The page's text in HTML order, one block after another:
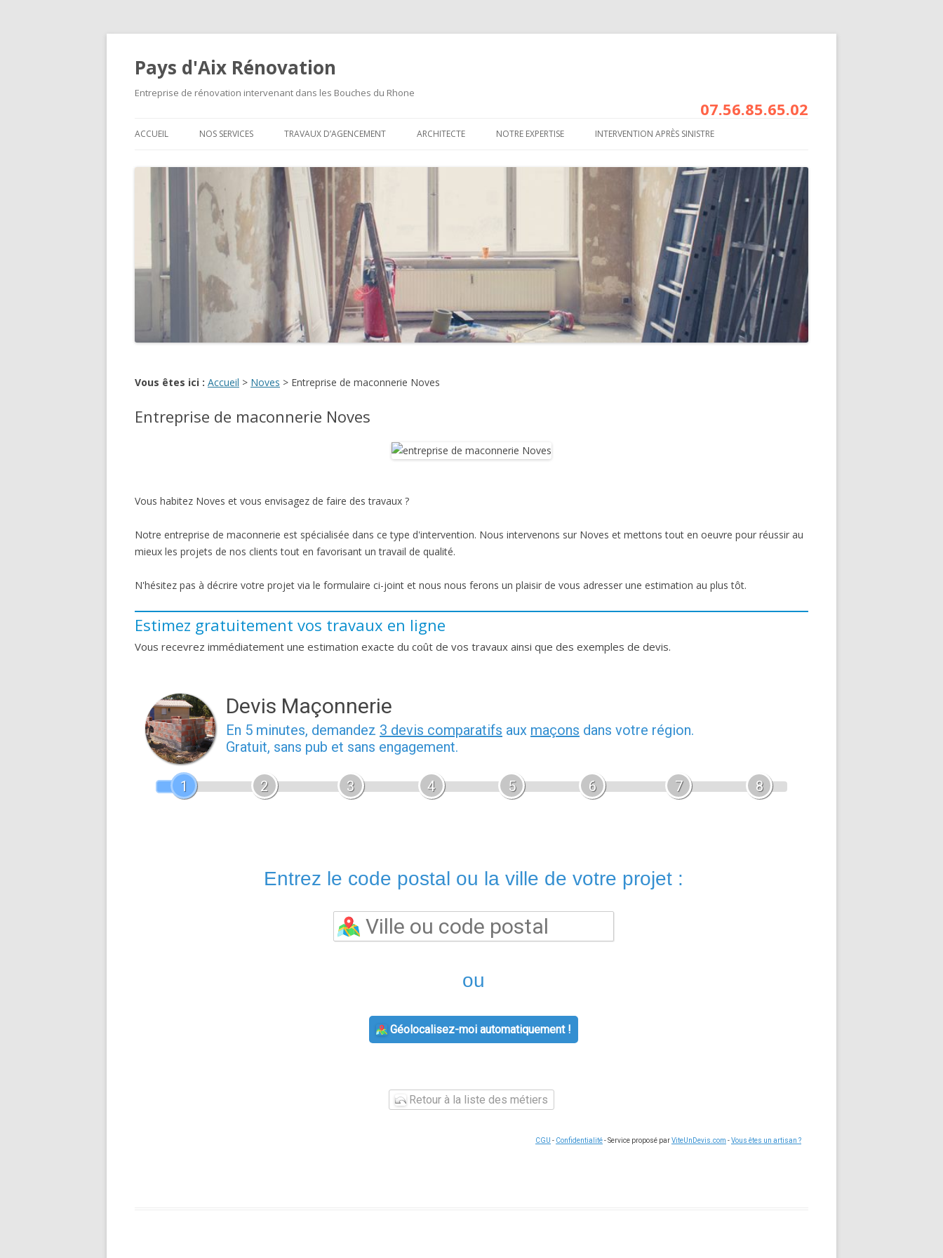
Pays d'Aix Rénovation
Entreprise de rénovation intervenant dans les Bouches du Rhone
07.56.85.65.02
ACCUEIL NOS SERVICES TRAVAUX D’AGENCEMENT ARCHITECTE NOTRE EXPERTISE INTERVENTION APRÈS SINISTRE
Vous êtes ici : Accueil > Noves > Entreprise de maconnerie Noves
Entreprise de maconnerie Noves
Vous habitez Noves et vous envisagez de faire des travaux ?
Notre entreprise de maconnerie est spécialisée dans ce type d'intervention. Nous intervenons sur Noves et mettons tout en oeuvre pour réussir au
mieux les projets de nos clients tout en favorisant un travail de qualité.
N'hésitez pas à décrire votre projet via le formulaire ci-joint et nous nous ferons un plaisir de vous adresser une estimation au plus tôt.
Estimez gratuitement vos travaux en ligne
Vous recevrez immédiatement une estimation exacte du coût de vos travaux ainsi que des exemples de devis.
Devis Maçonnerie
En 5 minutes, demandez 3 devis comparatifs aux maçons dans votre région.
Gratuit, sans pub et sans engagement.
1 2 3 4 5 6 7 8
Entrez le code postal ou la ville de votre projet :
ou
Géolocalisez-moi automatiquement !
Retour à la liste des métiers
CGU - Confidentialité- Service proposé parViteUnDevis.com -Vous êtes un artisan ?